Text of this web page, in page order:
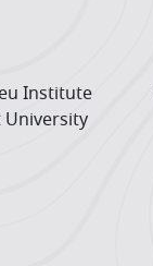
Institute